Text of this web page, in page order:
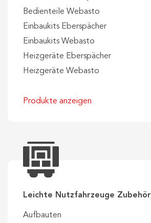
Bedienteile Webasto
Einbaukits Eberspächer
Einbaukits Webasto
Heizgeräte Eberspächer
Heizgeräte Webasto
Produkte anzeigen
Leichte Nutzfahrzeuge Zubehör
Aufbauten